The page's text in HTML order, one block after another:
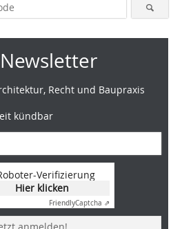
Recht und Baupraxis
kündbar
Verifizierung
Hier klicken
FriendlyCaptcha ⇗